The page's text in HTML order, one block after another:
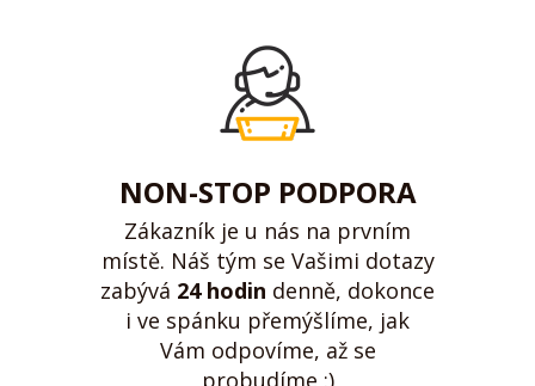
NON-STOP PODPORA
Zákazník je u nás na prvním
místě. Náš tým se Vašimi dotazy
zabývá 24 hodin denně, dokonce
i ve spánku přemýšlíme, jak
Vám odpovíme, až se
probudíme ;)